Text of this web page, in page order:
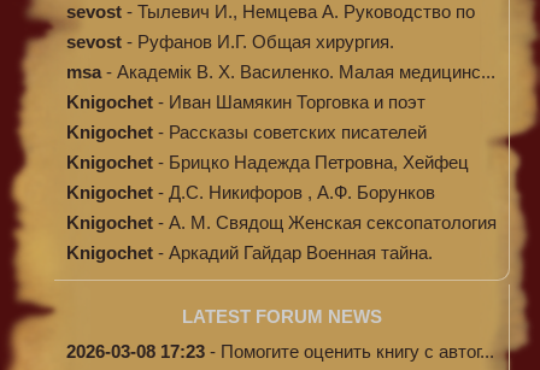
sevost - Тылевич И., Немцева А. Руководство по
ме...
sevost - Руфанов И.Г. Общая хирургия.
msa - Академік В. Х. Василенко. Малая медицинс...
Knigochet - Иван Шамякин Торговка и поэт
Knigochet - Рассказы советских писателей
Knigochet - Брицко Надежда Петровна, Хейфец
Аркадий ...
Knigochet - Д.С. Никифоров , А.Ф. Борунков
Дипломати...
Knigochet - А. М. Свядощ Женская сексопатология
Knigochet - Аркадий Гайдар Военная тайна.
Судьба бар...
LATEST FORUM NEWS
2026-03-08 17:23 - Помогите оценить книгу с автог...